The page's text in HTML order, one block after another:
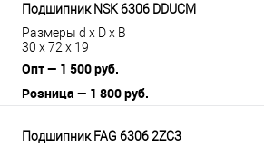
Подшипник NSK 6306 DDUCM
Размеры d x D x B
30 x 72 x 19
Опт — 1 500 руб.
Розница — 1 800 руб.
Подшипник FAG 6306 2ZC3